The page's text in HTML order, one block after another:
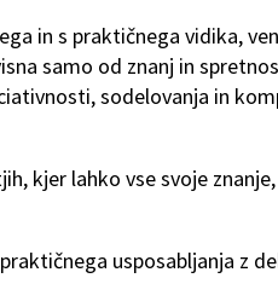
in s praktičnega vidika,
samo od znanj in
sodelovanja in
kjer lahko vse svoje
usposabljanja z